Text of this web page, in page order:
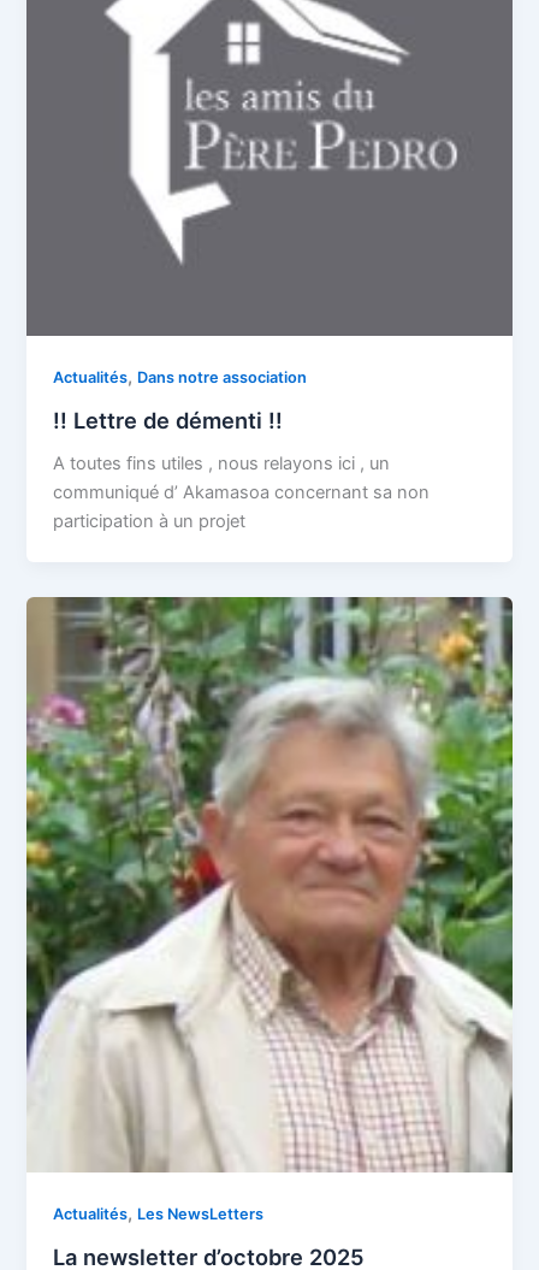
Actualités, Dans notre association
!! Lettre de démenti !!
A toutes fins utiles , nous relayons ici , un
communiqué d’ Akamasoa concernant sa non
participation à un projet
Actualités, Les NewsLetters
La newsletter d’octobre 2025